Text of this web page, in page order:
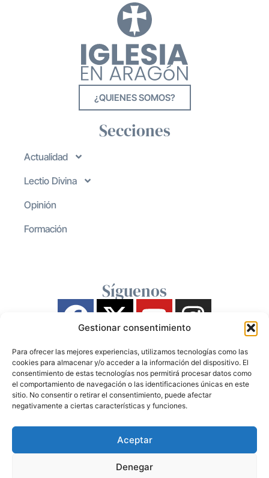
Gestionar consentimiento
Para ofrecer las mejores experiencias, utilizamos tecnologías como las
cookies para almacenar y/o acceder a la información del dispositivo. El
consentimiento de estas tecnologías nos permitirá procesar datos como
el comportamiento de navegación o las identificaciones únicas en este
sitio. No consentir o retirar el consentimiento, puede afectar
negativamente a ciertas características y funciones.
Aceptar
Denegar
¿QUIENES SOMOS?
Secciones
Actualidad
Lectio Divina
Opinión
Formación
Síguenos